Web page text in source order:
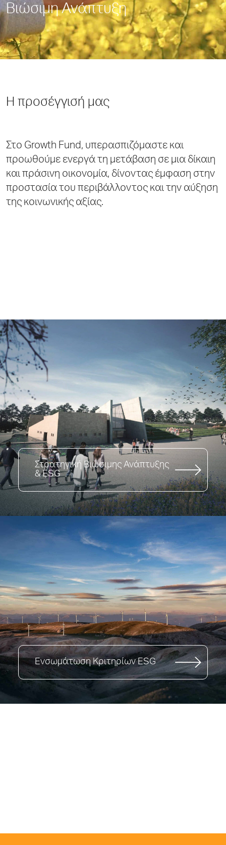
Βιώσιμη Ανάπτυξη
Η προσέγγισή μας
Στο Growth Fund, υπερασπιζόμαστε και
προωθούμε ενεργά τη μετάβαση σε μια δίκαιη
και πράσινη οικονομία, δίνοντας έμφαση στην
προστασία του περιβάλλοντος και την αύξηση
της κοινωνικής αξίας.
Στρατηγική Βιώσιμης Ανάπτυξης
& ESG
Ενσωμάτωση Κριτηρίων ESG